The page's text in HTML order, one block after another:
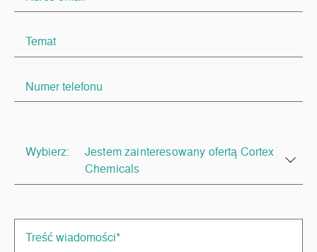
Wybierz:
Jestem zainteresowany ofertą Cortex
Chemicals